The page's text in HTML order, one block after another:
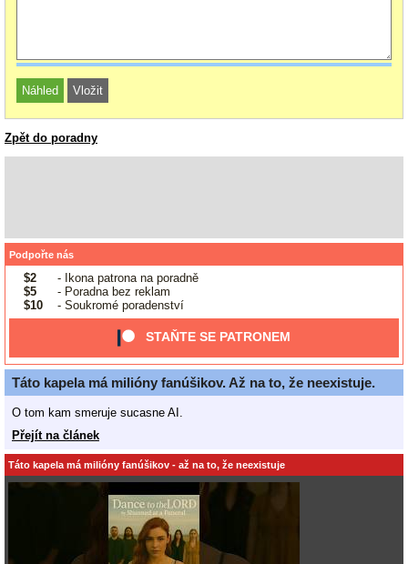
Zpět do poradny
Podpořte nás
$2
- Ikona patrona na poradně
$5
- Poradna bez reklam
$10
- Soukromé poradenství
STAŇTE SE PATRONEM
Táto kapela má milióny fanúšikov. Až na to, že neexistuje.
O tom kam smeruje sucasne AI.
Přejít na článek
Táto kapela má milióny fanúšikov - až na to, že neexistuje